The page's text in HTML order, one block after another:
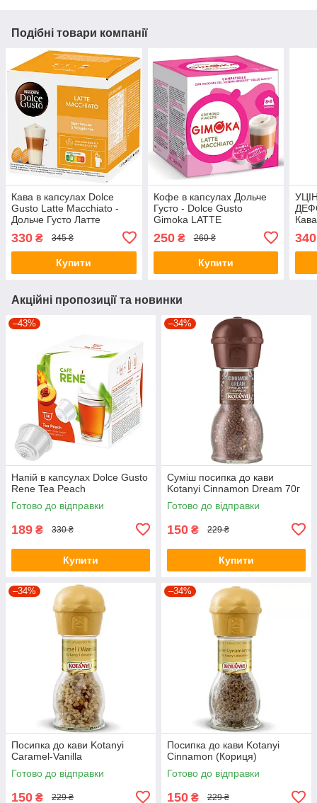
Подібні товари компанії
Кава в капсулах Dolce
Gusto Latte Macchiato -
Дольче Густо Латте
330 ₴ 345 ₴
Купити
Кофе в капсулах Дольче
Густо - Dolce Gusto
Gimoka LATTE
250₴ 260 ₴
Купити
(12
340
Акційні пропозиції та новинки
–43%
Напій в капсулах Dolce Gusto
Rene Tea Peach
Готово до відправки
189 ₴ 330 ₴
Купити
–34%
Суміш посипка до кави
Kotanyi Cinnamon Dream 70г
Готово до відправки
150 ₴ 229 ₴
Купити
–34%
Посипка до кави Kotanyi
Caramel-Vanilla
Готово до відправки
150 ₴ 229 ₴
–34%
Посипка до кави Kotanyi
Cinnamon (Кориця)
Готово до відправки
150 ₴ 229 ₴